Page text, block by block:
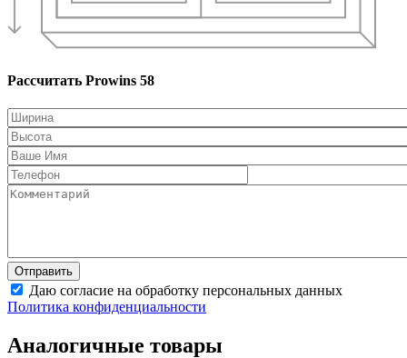
Рассчитать Prowins 58
Даю согласие на обработку персональных данных
Политика конфиденциальности
Аналогичные товары